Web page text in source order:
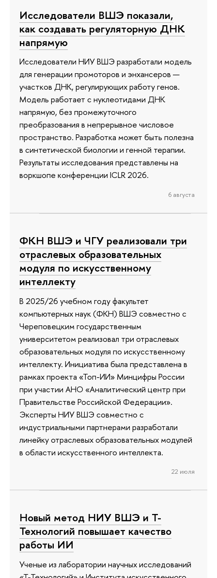
Исследователи ВШЭ показали,
как создавать регуляторную ДНК
напрямую
Исследователи НИУ ВШЭ разработали модель
для генерации промоторов и энхансеров —
участков ДНК, регулирующих работу генов.
Модель работает с нуклеотидами ДНК
напрямую, без промежуточного
преобразования в непрерывное числовое
пространство. Разработка может быть полезна
в синтетической биологии и генной терапии.
Результаты исследования представлены на
воркшопе конференции ICLR 2026.
6 августа
ФКН ВШЭ и ЧГУ реализовали три
отраслевых образовательных
модуля по искусственному
интеллекту
В 2025/26 учебном году факультет
компьютерных наук (ФКН) ВШЭ совместно с
Череповецким государственным
университетом реализовал три отраслевых
образовательных модуля по искусственному
интеллекту. Инициатива была представлена в
рамках проекта «Топ-ИИ» Минцифры России
при участии АНО «Аналитический центр при
Правительстве Российской Федерации».
Эксперты НИУ ВШЭ совместно с
индустриальными партнерами разработали
линейку отраслевых образовательных модулей
в области искусственного интеллекта.
22 июля
Новый метод НИУ ВШЭ и Т-
Технологий повышает качество
работы ИИ
Ученые из лаборатории научных исследований